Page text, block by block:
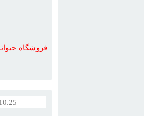
فروشگاه